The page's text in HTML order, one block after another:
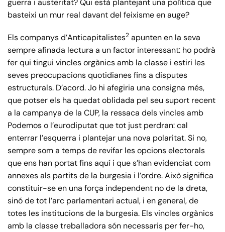
guerra i austeritat? Qui està plantejant una política que
basteixi un mur real davant del feixisme en auge?
Els companys d’Anticapitalistes2 apunten en la seva
sempre afinada lectura a un factor interessant: ho podrà
fer qui tingui vincles orgànics amb la classe i estiri les
seves preocupacions quotidianes fins a disputes
estructurals. D’acord. Jo hi afegiria una consigna més,
que potser els ha quedat oblidada pel seu suport recent
a la campanya de la CUP, la ressaca dels vincles amb
Podemos o l’eurodiputat que tot just perdran: cal
enterrar l’esquerra i plantejar una nova polaritat. Si no,
sempre som a temps de revifar les opcions electorals
que ens han portat fins aquí i que s’han evidenciat com
annexes als partits de la burgesia i l’ordre. Això significa
constituir-se en una força independent no de la dreta,
sinó de tot l’arc parlamentari actual, i en general, de
totes les institucions de la burgesia. Els vincles orgànics
amb la classe treballadora són necessaris per fer-ho,